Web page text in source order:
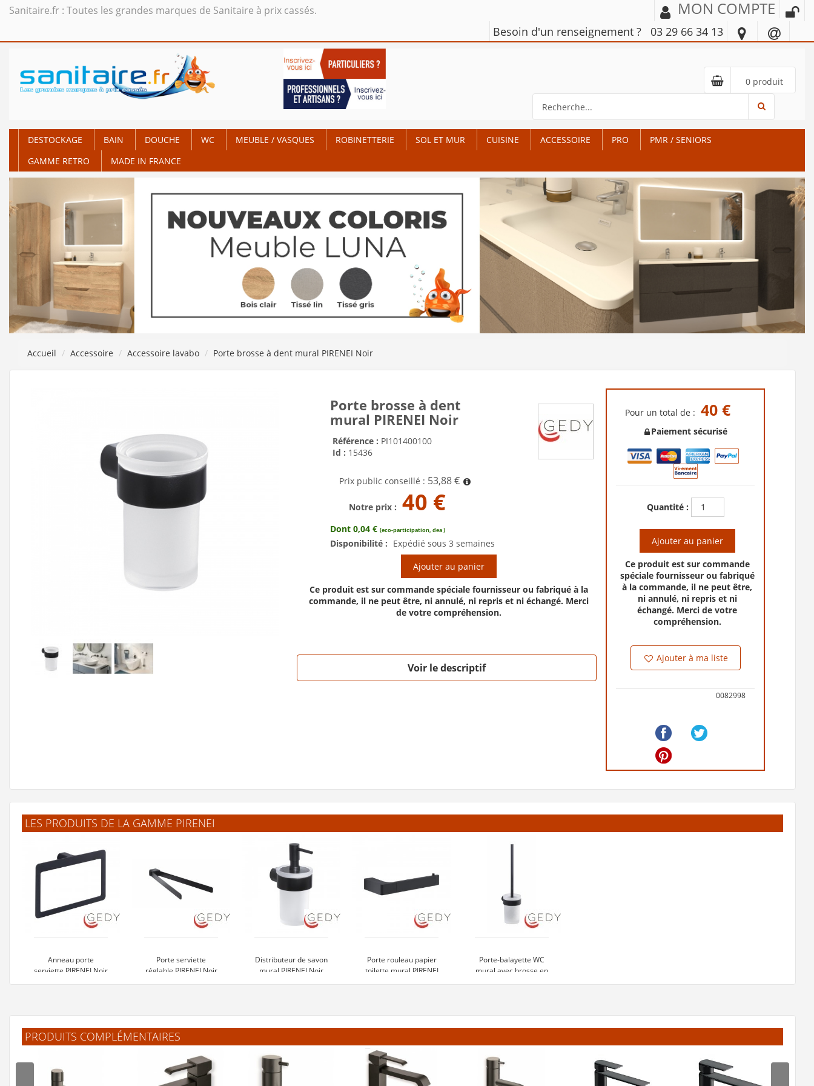
Sanitaire.fr : Toutes les grandes marques de Sanitaire à prix cassés. MON COMPTE
Besoin d'un renseignement ? 03 29 66 34 13
0 produit
DESTOCKAGE BAIN DOUCHE WC MEUBLE / VASQUES ROBINETTERIE SOL ET MUR CUISINE ACCESSOIRE PRO
PMR / SENIORS
GAMME RETRO
MADE IN FRANCE
Accueil Accessoire Accessoire lavabo Porte brosse à dent mural PIRENEI Noir
Porte brosse à dent
mural PIRENEI Noir
Référence : PI101400100
Id : 15436
Prix public conseillé : 53,88 €
Notre prix : 40 €
Dont 0,04 € (eco-participation, dea )
Disponibilité : Expédié sous 3 semaines
Ajouter au panier
Ce produit est sur commande spéciale fournisseur ou fabriqué à la
commande, il ne peut être, ni annulé, ni repris et ni échangé. Merci
de votre compréhension.
Voir le descriptif
Pour un total de : 40 €
Paiement sécurisé
Quantité :
Ajouter au panier
Ce produit est sur commande
spéciale fournisseur ou fabriqué
à la commande, il ne peut être,
ni annulé, ni repris et ni
échangé. Merci de votre
compréhension.
Ajouter à ma liste
0082998
LES PRODUITS DE LA GAMME PIRENEI
Anneau porte
serviette PIRENEI Noir
59 €
Voir le produit
Porte serviette
réglable PIRENEI Noir
79 €
Voir le produit
Distributeur de savon
mural PIRENEI Noir
55 €
Porte rouleau papier
toilette mural PIRENEI
39 €
Porte-balayette WC
mural avec brosse en
69 €
PRODUITS COMPLÉMENTAIRES